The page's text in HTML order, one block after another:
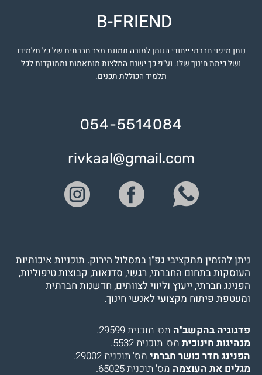
B-FRIEND
נותן מיפוי חברתי ייחודי הנותן למורה תמונת מצב חברתית של כל תלמידו
ושל כיתת חינוך שלו. וע"פ כך ישנם המלצות מותאמות וממוקדות לכל
תלמיד הכוללת תכנים.
054-5514084
rivkaal@gmail.com
ניתן להזמין מתקציבי גפ"ן במסלול הירוק. תוכניות איכותיות
העוסקות בתחום החברתי, רגשי, סדנאות, קבוצות טיפוליות,
הפנינג חברתי, ייעוץ וליווי לצוותים, חדשנות חברתית
ומעטפת פיתוח מקצועי לאנשי חינוך.
פדגוגיה בהקשב"ה מס' תוכנית 29599.
מנהיגות חינוכית מס' תוכנית 5532.
הפנינג חדר כושר חברתי מס' תוכנית 29002.
מגלים את העוצמה מס' תוכנית 65025.